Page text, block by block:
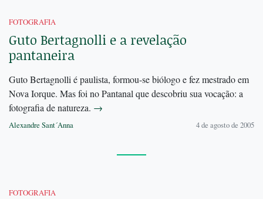
FOTOGRAFIA
Guto Bertagnolli e a revelação
pantaneira
Guto Bertagnolli é paulista, formou-se biólogo e fez mestrado em
Nova Iorque. Mas foi no Pantanal que descobriu sua vocação: a
fotografia de natureza. →
Alexandre Sant´Anna 4 de agosto de 2005
FOTOGRAFIA